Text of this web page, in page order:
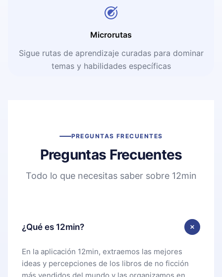
Microrutas
Sigue rutas de aprendizaje curadas para dominar
temas y habilidades específicas
PREGUNTAS FRECUENTES
Preguntas Frecuentes
Todo lo que necesitas saber sobre 12min
¿Qué es 12min?
En la aplicación 12min, extraemos las mejores
ideas y percepciones de los libros de no ficción